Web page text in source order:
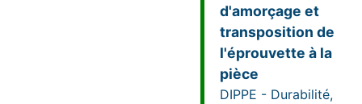
d'amorçage et
transposition de
l'éprouvette à la
pièce
DIPPE - Durabilité,